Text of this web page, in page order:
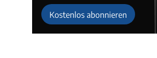
Kostenlos abonnieren